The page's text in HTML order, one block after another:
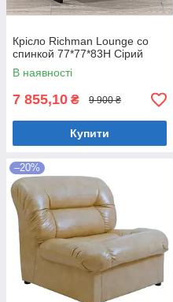
Крісло Richman Lounge со
спинкой 77*77*83H Сірий
В наявності
7 855,10 ₴ 9 900 ₴
Купити
–20%